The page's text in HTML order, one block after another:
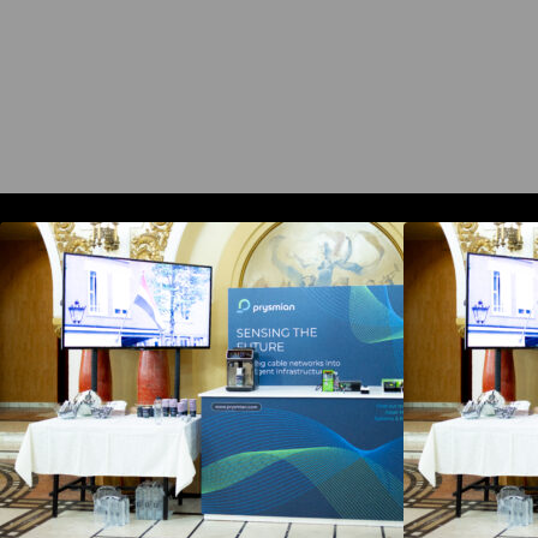
Prysmian aduce la COMM26
tehnologii de sensing si Digital
Energy pentru monitorizarea in
timp real a infrastrucrutilor critice